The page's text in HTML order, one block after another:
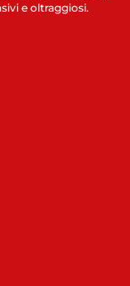
e oltraggiosi.